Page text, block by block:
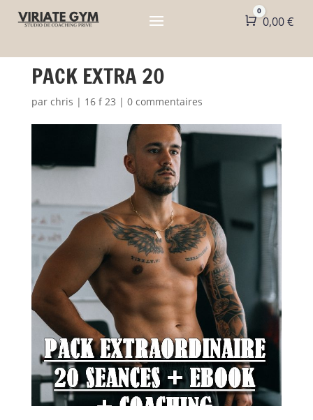
Panier
0
0,00€
PACK EXTRA 20
par chris | 16 f 23 | 0 commentaires